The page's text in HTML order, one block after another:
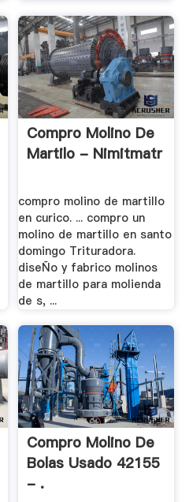
Compro Molino De
Martilo - Nimitmatr
compro molino de martillo
en curico. ... compro un
molino de martillo en santo
domingo Trituradora.
diseÑo y fabrico molinos
de martillo para molienda
de s, ...
Compro Molino De
Bolas Usado 42155
- .